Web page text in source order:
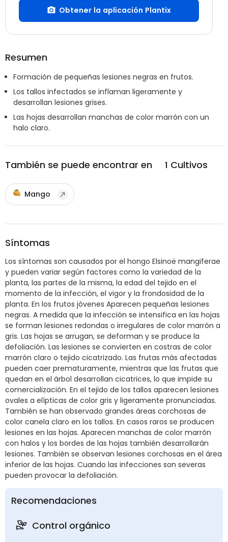
Obtener la aplicación Plantix
Resumen
Formación de pequeñas lesiones negras en frutos.
Los tallos infectados se inflaman ligeramente y
desarrollan lesiones grises.
Las hojas desarrollan manchas de color marrón con un
halo claro.
También se puede encontrar en 1 Cultivos
Mango
Síntomas
Los síntomas son causados ​​por el hongo Elsinoë mangiferae
y pueden variar según factores como la variedad de la
planta, las partes de la misma, la edad del tejido en el
momento de la infección, el vigor y la frondosidad de la
planta. En los frutos jóvenes Aparecen pequeñas lesiones
negras. A medida que la infección se intensifica en las hojas
se forman lesiones redondas o irregulares de color marrón a
gris. Las hojas se arrugan, se deforman y se produce la
defoliación. Las lesiones se convierten en costras de color
marrón claro o tejido cicatrizado. Las frutas más afectadas
pueden caer prematuramente, mientras que las frutas que
quedan en el árbol desarrollan cicatrices, lo que impide su
comercialización. En el tejido de los tallos aparecen lesiones
ovales a elípticas de color gris y ligeramente pronunciadas.
También se han observado grandes áreas corchosas de
color canela claro en los tallos. En casos raros se producen
lesiones en las hojas. Aparecen manchas de color marrón
con halos y los bordes de las hojas también desarrollarán
lesiones. También se observan lesiones corchosas en el área
inferior de las hojas. Cuando las infecciones son severas
pueden provocar la defoliación.
Recomendaciones
Control orgánico